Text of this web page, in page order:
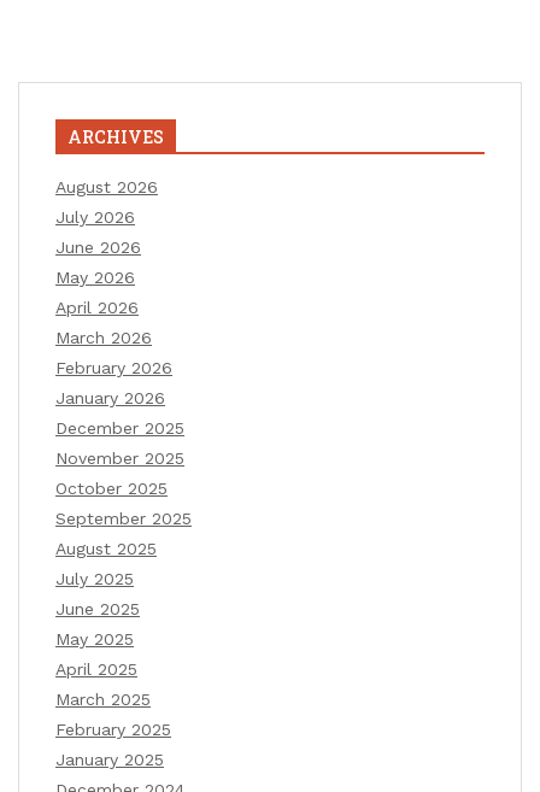
ARCHIVES
August 2026
July 2026
June 2026
May 2026
April 2026
March 2026
February 2026
January 2026
December 2025
November 2025
October 2025
September 2025
August 2025
July 2025
June 2025
May 2025
April 2025
March 2025
February 2025
January 2025